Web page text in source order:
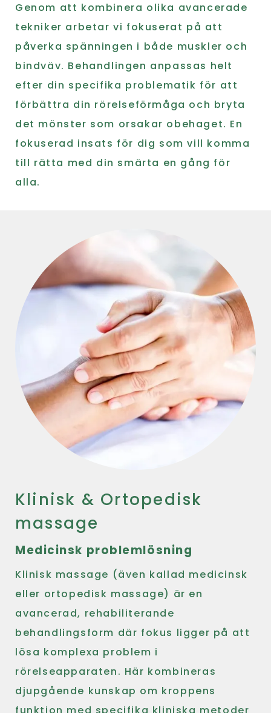
Genom att kombinera olika avancerade
tekniker arbetar vi fokuserat på att
påverka spänningen i både muskler och
bindväv. Behandlingen anpassas helt
efter din specifika problematik för att
förbättra din rörelseförmåga och bryta
det mönster som orsakar obehaget. En
fokuserad insats för dig som vill komma
till rätta med din smärta en gång för
alla.
Klinisk & Ortopedisk
massage
Medicinsk problemlösning
Klinisk massage (även kallad medicinsk
eller ortopedisk massage) är en
avancerad, rehabiliterande
behandlingsform där fokus ligger på att
lösa komplexa problem i
rörelseapparaten. Här kombineras
djupgående kunskap om kroppens